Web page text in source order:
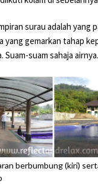
surau adalah yang
yang gemarkan tahap
Suam-suam sahaja airnya.
berbumbung (kiri)